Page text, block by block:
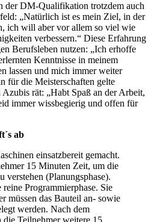
der DM-Qualifikation trotzdem auch
„Natürlich ist es mein Ziel, in der
ich will aber vor allem so viel wie
verbessern.“ Diese Erfahrung
Berufsleben nutzen: „Ich erhoffe
Kenntnisse in meinem
lassen und mich immer weiter
für die Meisterschaften gelte
Azubis rät: „Habt Spaß an der Arbeit,
immer wissbegierig und offen für
ab
einsatzbereit gemacht.
15 Minuten Zeit, um die
verstehen (Planungsphase).
Programmierphase. Sie
müssen das Bauteil an- sowie
werden. Nach dem
die Teilnehmer weitere 15